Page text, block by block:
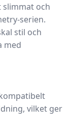
slimmat och
serien.
stil och
med
vilket ger